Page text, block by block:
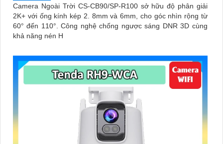
Camera Ngoài Trời CS-CB90/SP-R100 sở hữu độ phân giải
2K+ với ống kính kép 2. 8mm và 6mm, cho góc nhìn rộng từ
60° đến 110°. Công nghệ chống ngược sáng DNR 3D cùng
khả năng nén H